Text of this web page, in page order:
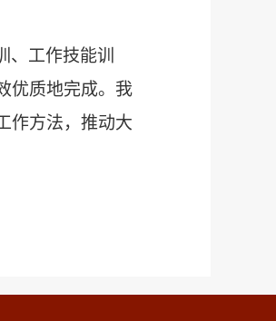
工作技能训
优质地完成。我
作方法，推动大